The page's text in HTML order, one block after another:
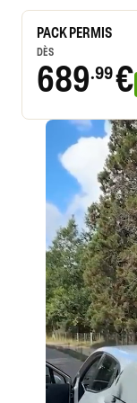
PACK PERMIS
DÈS
689.99€